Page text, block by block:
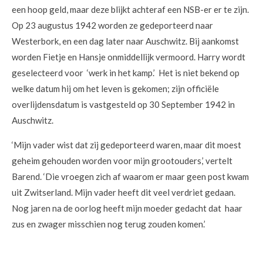
een hoop geld, maar deze blijkt achteraf een NSB-er er te zijn.
Op 23 augustus 1942 worden ze gedeporteerd naar
Westerbork, en een dag later naar Auschwitz. Bij aankomst
worden Fietje en Hansje onmiddellijk vermoord. Harry wordt
geselecteerd voor ‘werk in het kamp.’ Het is niet bekend op
welke datum hij om het leven is gekomen; zijn officiële
overlijdensdatum is vastgesteld op 30 September 1942 in
Auschwitz.
‘Mijn vader wist dat zij gedeporteerd waren, maar dit moest
geheim gehouden worden voor mijn grootouders,’ vertelt
Barend. ‘Die vroegen zich af waarom er maar geen post kwam
uit Zwitserland. Mijn vader heeft dit veel verdriet gedaan.
Nog jaren na de oorlog heeft mijn moeder gedacht dat haar
zus en zwager misschien nog terug zouden komen.’